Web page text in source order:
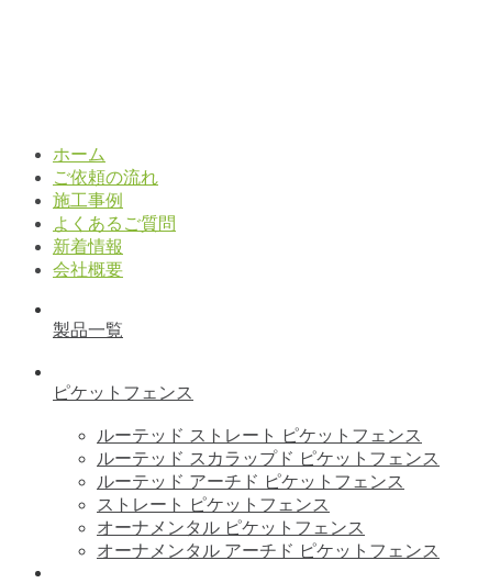
ホーム
ご依頼の流れ
施工事例
よくあるご質問
新着情報
会社概要
製品一覧
ピケットフェンス
ルーテッド ストレート ピケットフェンス
ルーテッド スカラップド ピケットフェンス
ルーテッド アーチド ピケットフェンス
ストレート ピケットフェンス
オーナメンタル ピケットフェンス
オーナメンタル アーチド ピケットフェンス